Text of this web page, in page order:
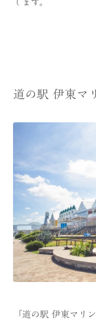
道の駅 伊東マ
「道の駅 伊東マリ